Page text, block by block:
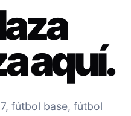
aquí.
fútbol base, fútbol